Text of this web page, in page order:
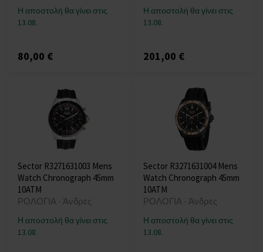
Η αποστολή θα γίνει στις
13.08.
80,00 €
Η αποστολή θα γίνει στις
13.08.
201,00 €
Sector R3271631003 Mens
Watch Chronograph 45mm
10ATM
ΡΟΛΟΓΙΑ - Άνδρες
Η αποστολή θα γίνει στις
13.08.
Sector R3271631004 Mens
Watch Chronograph 45mm
10ATM
ΡΟΛΟΓΙΑ - Άνδρες
Η αποστολή θα γίνει στις
13.08.